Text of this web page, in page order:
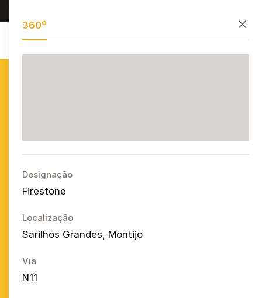
AzulejoPublicitárioPortuguês
Fechar
360º
Designação
Firestone
Localização
Sarilhos Grandes, Montijo
Via
N11